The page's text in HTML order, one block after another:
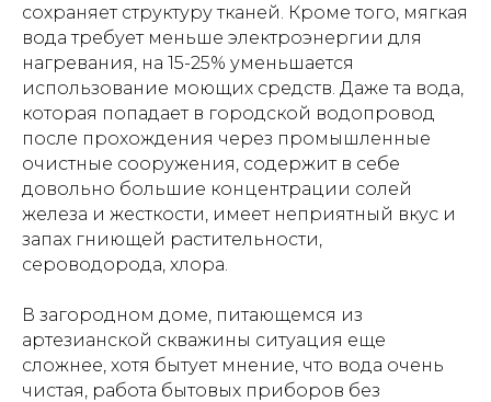
сохраняет структуру тканей. Кроме того, мягкая
вода требует меньше электроэнергии для
нагревания, на 15-25% уменьшается
использование моющих средств. Даже та вода,
которая попадает в городской водопровод
после прохождения через промышленные
очистные сооружения, содержит в себе
довольно большие концентрации солей
железа и жесткости, имеет неприятный вкус и
запах гниющей растительности,
сероводорода, хлора.
В загородном доме, питающемся из
артезианской скважины ситуация еще
сложнее, хотя бытует мнение, что вода очень
чистая, работа бытовых приборов без